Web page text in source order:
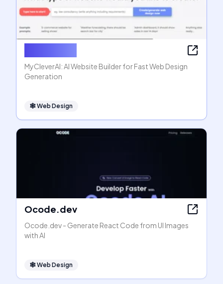
MyCleverAI: AI Website Builder for Fast Web Design
Generation
🕸Web Design
Ocode.dev
Ocode.dev - Generate React Code from UI Images
with AI
🕸Web Design